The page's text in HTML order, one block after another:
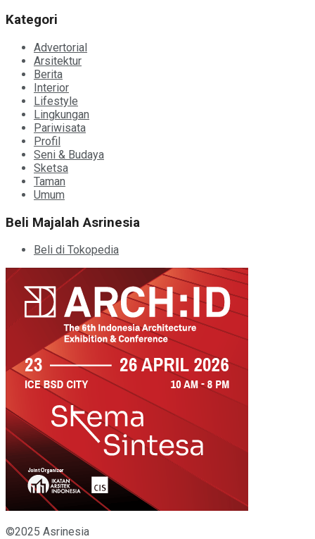
Kategori
Advertorial
Arsitektur
Berita
Interior
Lifestyle
Lingkungan
Pariwisata
Profil
Seni & Budaya
Sketsa
Taman
Umum
Beli Majalah Asrinesia
Beli di Tokopedia
©2025 Asrinesia